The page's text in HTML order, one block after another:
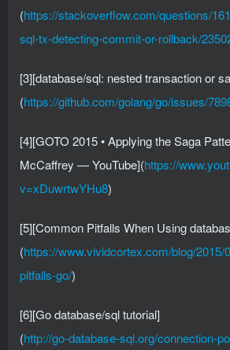
(https://stackoverflow.com/questions/
sql-tx-detecting-commit-or-rollback/
[3][database/sql: nested transaction or
(https://github.com/golang/go/issues/
[4][GOTO 2015 • Applying the Saga
McCaffrey — YouTube](https://
v=xDuwrtwYHu8)
[5][Common Pitfalls When Using
(https://www.vividcortex.com/blog/2015/
pitfalls-go/)
[6][Go database/sql tutorial]
(http://go-database-sql.org/connection-